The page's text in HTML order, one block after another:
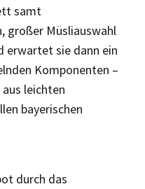
samt
großer Müsliauswahl
erwartet sie dann ein
Komponenten –
leichten
bayerischen
durch das